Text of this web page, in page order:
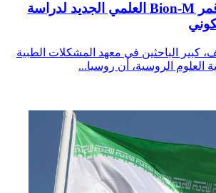
روسيا.. استخدام قمر Bion-M العلمي الجديد لدراسة
كبير الباحثين في معهد المشكلات الطبية
العلوم الروسية، أن روسيا...